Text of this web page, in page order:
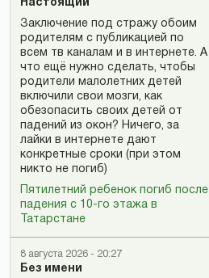
Настоящий
Заключение под стражу обоим
родителям с публикацией по
всем тв каналам и в интернете. А
что ещё нужно сделать, чтобы
родители малолетних детей
включили свои мозги, как
обезопасить своих детей от
падений из окон? Ничего, за
лайки в интернете дают
конкретные сроки (при этом
никто не погиб)
Пятилетний ребенок погиб после
падения с 10-го этажа в
Татарстане
8 августа 2026 - 20:27
Без имени